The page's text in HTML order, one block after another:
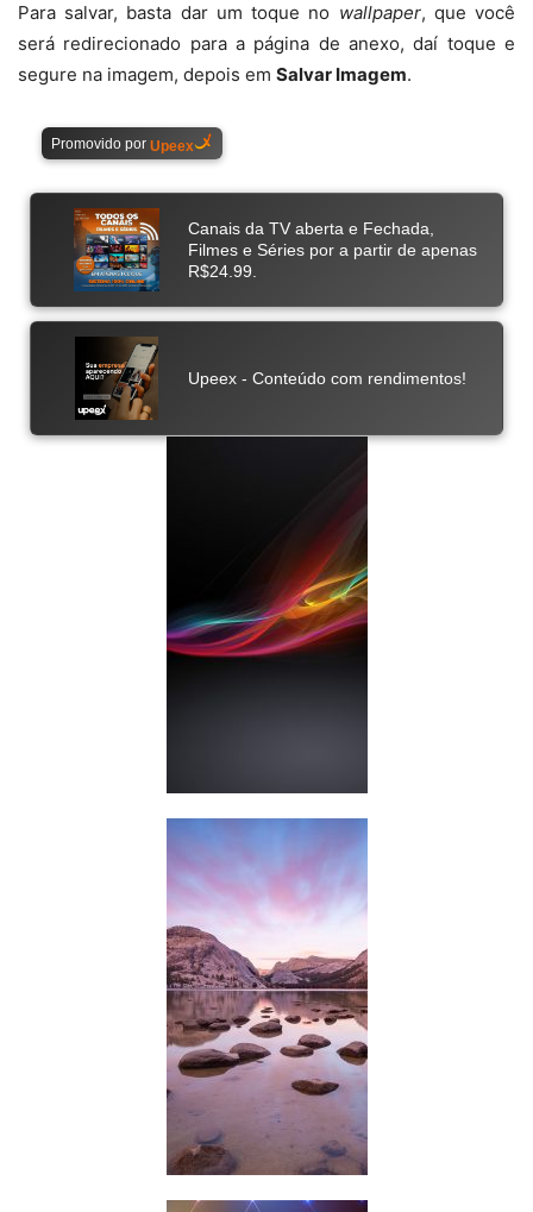
Para salvar, basta dar um toque no wallpaper, que você
será redirecionado para a página de anexo, daí toque e
segure na imagem, depois em Salvar Imagem.